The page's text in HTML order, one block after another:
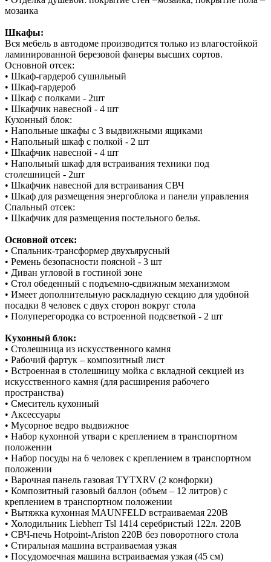
мозаика
Шкафы:
Вся мебель в автодоме производится только из влагостойкой
ламинированной березовой фанеры высших сортов.
Основной отсек:
• Шкаф-гардероб сушильный
• Шкаф-гардероб
• Шкаф с полками - 2шт
• Шкафчик навесной - 4 шт
Кухонный блок:
• Напольные шкафы с 3 выдвижными ящиками
• Напольный шкаф с полкой - 2 шт
• Шкафчик навесной - 4 шт
• Напольный шкаф для встраивания техники под
столешницей - 2шт
• Шкафчик навесной для встраивания СВЧ
• Шкаф для размещения энергоблока и панели управления
Спальный отсек:
• Шкафчик для размещения постельного белья.
Основной отсек:
• Спальник-трансформер двухъярусный
• Ремень безопасности поясной - 3 шт
• Диван угловой в гостиной зоне
• Стол обеденный с подъемно-сдвижным механизмом
• Имеет дополнительную раскладную секцию для удобной
посадки 8 человек с двух сторон вокруг стола
• Полуперегородка со встроенной подсветкой - 2 шт
Кухонный блок:
• Столешница из искусственного камня
• Рабочий фартук – композитный лист
• Встроенная в столешницу мойка с вкладной секцией из
искусственного камня (для расширения рабочего
пространства)
• Смеситель кухонный
• Аксессуары
• Мусорное ведро выдвижное
• Набор кухонной утвари с креплением в транспортном
положении
• Набор посуды на 6 человек с креплением в транспортном
положении
• Варочная панель газовая TYTXRV (2 конфорки)
• Композитный газовый баллон (объем – 12 литров) с
креплением в транспортном положении
• Вытяжка кухонная MAUNFELD встраиваемая 220В
• Холодильник Liebherr Tsl 1414 серебристый 122л. 220В
• СВЧ-печь Hotpoint-Ariston 220В без поворотного стола
• Стиральная машина встраиваемая узкая
• Посудомоечная машина встраиваемая узкая (45 см)